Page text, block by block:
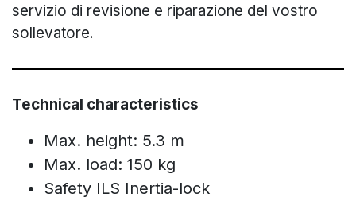
servizio di revisione e riparazione del vostro
sollevatore.
Technical characteristics
Max. height: 5.3 m
Max. load: 150 kg
Safety ILS Inertia-lock